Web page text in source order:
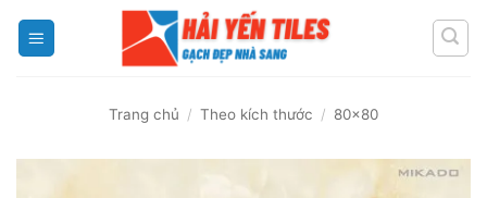
Trang chủ / Theo kích thước / 80x80